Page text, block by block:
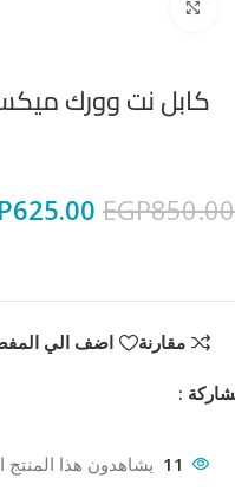
EGP850.00
625.00
مقارنة اضف الي
:
11 يشاهدون هذا المنتج